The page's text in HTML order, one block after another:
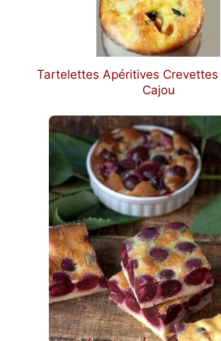
Tartelettes Apéritives
Cajou